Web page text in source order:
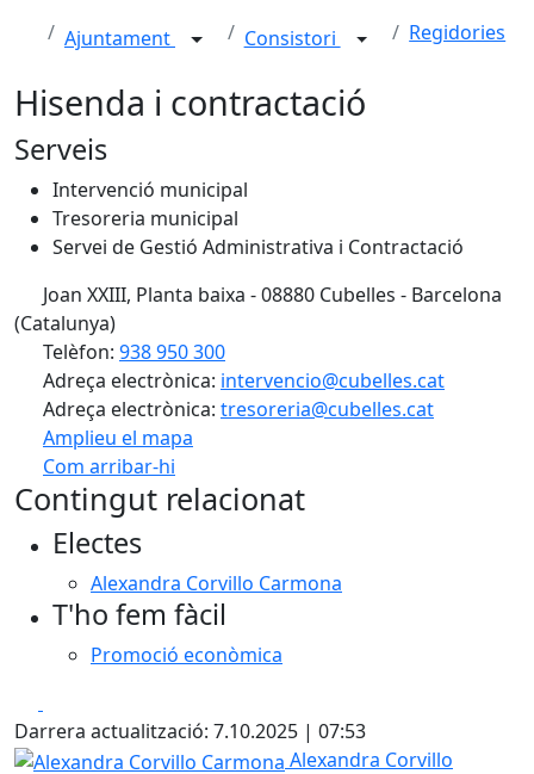
Ajuntament Consistori Regidories
Hisenda i contractació
Serveis
Intervenció municipal
Tresoreria municipal
Servei de Gestió Administrativa i Contractació
Joan XXIII, Planta baixa - 08880 Cubelles - Barcelona
(Catalunya)
Telèfon: 938 950 300
Adreça electrònica: intervencio@cubelles.cat
Adreça electrònica: tresoreria@cubelles.cat
Amplieu el mapa
Com arribar-hi
+
Contingut relacionat
Electes
Alexandra Corvillo Carmona
T'ho fem fàcil
Promoció econòmica
Darrera actualització: 7.10.2025 | 07:53
Alexandra Corvillo Carmona
Alexandra Corvillo